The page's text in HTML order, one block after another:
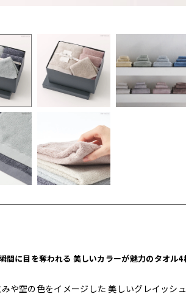
間に目を奪われる 美しいカラーが魅力のタオル4
や空の色をイメージした 美しいグレイッシ